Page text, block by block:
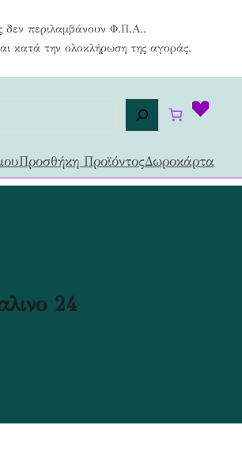
δεν περιλαμβάνουν Φ.Π.Α..
κατά την ολοκλήρωση της αγοράς.
Προσθήκη ΠροϊόντοςΔωροκάρτα
24